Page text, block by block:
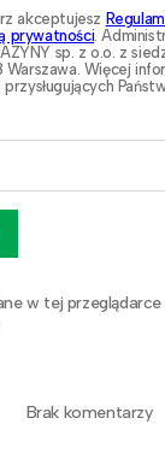
akceptujesz
prywatności.
sp. z o.o. z
Więcej
w tej
Brak komentarzy